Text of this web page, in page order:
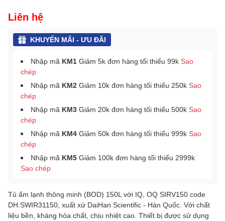
Liên hệ
KHUYẾN MÃI - ƯU ĐÃI
Nhập mã KM1 Giảm 5k đơn hàng tối thiểu 99k Sao
chép
Nhập mã KM2 Giảm 10k đơn hàng tối thiểu 250k Sao
chép
Nhập mã KM3 Giảm 20k đơn hàng tối thiểu 500k Sao
chép
Nhập mã KM4 Giảm 50k đơn hàng tối thiểu 999k Sao
chép
Nhập mã KM5 Giảm 100k đơn hàng tối thiểu 2999k
Sao chép
Tủ ấm lạnh thông minh (BOD) 150L với IQ, OQ SIRV150 code
DH.SWIR31150, xuất xứ DaiHan Scientific - Hàn Quốc. Với chất
liệu​​ bền, kháng hóa chất, chịu nhiệt cao. Thiết bị được sử dụng